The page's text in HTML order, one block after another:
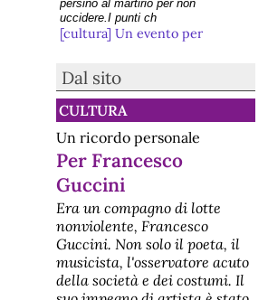
persino al martirio per non
uccidere.I punti ch
[cultura] Un evento per
Palermo: all’Ars si ricorda lo
"Sciopero alla rovescia", lunedì 2
febbraioUn evento per celebrare
l'eredità di Danilo DolciPalermo, 30
gennaio 2026 – Si terrà lunedì 2
febbraio, dalle ore 17 alle 19, presso
la Sala Mattarella di Palazzo dei
Norman
[cultura] Educazione alla pace:
le prossime iniziative
Università di Roma La Sapienza 16
e 17 gennaio 2026In un mondo
sconvolto da guerre e tensioni
crescenti, l’educazione alla pace
diventa una necessità per la
Dal sito
CULTURA
Un ricordo personale
Per Francesco
Guccini
Era un compagno di lotte
nonviolente, Francesco
Guccini. Non solo il poeta, il
musicista, l'osservatore acuto
della società e dei costumi. Il